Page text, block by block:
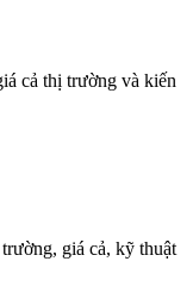
cả thị trường và kiến
giá cả, kỹ thuật